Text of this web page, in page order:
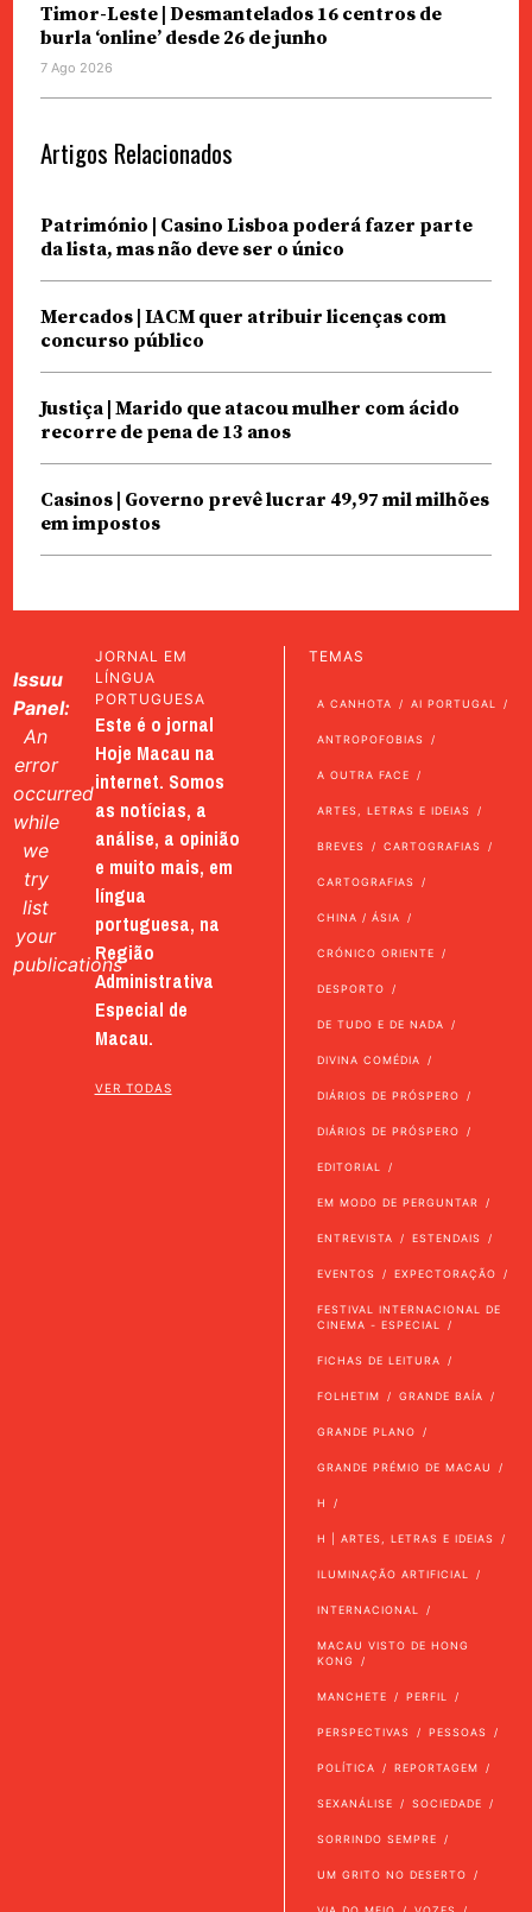
Timor-Leste | Desmantelados 16 centros de
burla ‘online’ desde 26 de junho
7 Ago 2026
Artigos Relacionados
Património | Casino Lisboa poderá fazer parte
da lista, mas não deve ser o único
Mercados | IACM quer atribuir licenças com
concurso público
Justiça | Marido que atacou mulher com ácido
recorre de pena de 13 anos
Casinos | Governo prevê lucrar 49,97 mil milhões
em impostos
Issuu
Panel:
An
error
occurred
while
we
try
list
your
publications
JORNAL EM
LÍNGUA
PORTUGUESA
Este é o jornal
Hoje Macau na
internet. Somos
as notícias, a
análise, a opinião
e muito mais, em
língua
portuguesa, na
Região
Administrativa
Especial de
Macau.
VER TODAS
TEMAS
A CANHOTA AI PORTUGAL
ANTROPOFOBIAS
A OUTRA FACE
ARTES, LETRAS E IDEIAS
BREVES CARTOGRAFIAS
CARTOGRAFIAS
CHINA / ÁSIA
CRÓNICO ORIENTE
DESPORTO
DE TUDO E DE NADA
DIVINA COMÉDIA
DIÁRIOS DE PRÓSPERO
DIÁRIOS DE PRÓSPERO
EDITORIAL
EM MODO DE PERGUNTAR
ENTREVISTA ESTENDAIS
EVENTOS EXPECTORAÇÃO
FESTIVAL INTERNACIONAL DE
CINEMA - ESPECIAL
FICHAS DE LEITURA
FOLHETIM GRANDE BAÍA
GRANDE PLANO
GRANDE PRÉMIO DE MACAU
H
H | ARTES, LETRAS E IDEIAS
ILUMINAÇÃO ARTIFICIAL
INTERNACIONAL
MACAU VISTO DE HONG
KONG
MANCHETE PERFIL
PERSPECTIVAS PESSOAS
POLÍTICA REPORTAGEM
SEXANÁLISE SOCIEDADE
SORRINDO SEMPRE
UM GRITO NO DESERTO